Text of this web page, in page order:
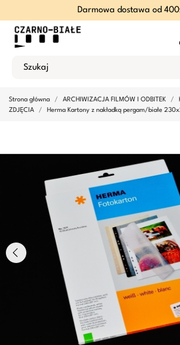
Darmowa dostawa od
Strona główna ARCHIWIZACJA FILMÓW I ODBITEK
ZDJĘCIA
Herma Kartony z nakładką pergam/białe